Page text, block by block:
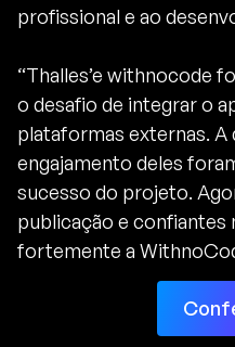
profissional e ao
“Thalles’e withnocode
o desafio de integrar o
plataformas externas. A
engajamento deles
sucesso do projeto.
publicação e confiantes
fortemente a